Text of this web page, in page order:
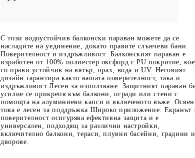
С този водоустойчив балконски параван можете да се
насладите на уединение, докато правите слънчеви бани.
Поверителност и издръжливост: Балконският параван е
изработен от 100% полиестер оксфорд с PU покритие,
го прави устойчив на вятър, прах, вода и UV. Неговият
дизайн гарантира както вашата поверителност, така и
издръжливост.Лесен за използване: Защитният параван
усилие се прикрепя към балкони, огради или стени с
помощта на алуминиеви капси и включеното въже. Освен
това е лесен за поддръжка.Широко приложение: Екранът
поверителност осигурява ефективна защита и е
универсален, подходящ за различни настройки,
включително балкони, тераси, плувни басейни, градини и
дворове.